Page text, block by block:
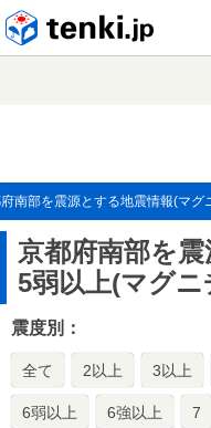
南部を震源とする地震情報(マグ
京都府南部を
5弱以上(マグ
震度別：
全て 2以上 3以上
6弱以上 6強以上 7